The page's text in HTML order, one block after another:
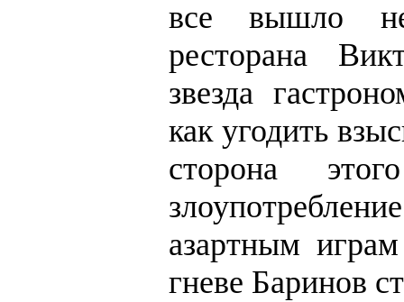
все вышло
ресторана
звезда
как угодить
сторона
азартным
гневе Баринов